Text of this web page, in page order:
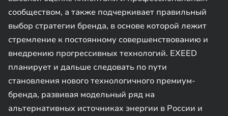
сообществом, а также подчеркивает правильный
выбор стратегии бренда, в основе которой лежит
стремление к постоянному совершенствованию и
внедрению прогрессивных технологий. EXEED
планирует и дальше следовать по пути
становления нового технологичного премиум-
бренда, развивая модельный ряд на
альтернативных источниках энергии в России и